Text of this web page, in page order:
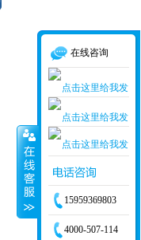
在线咨询
15959369803
4000-507-114